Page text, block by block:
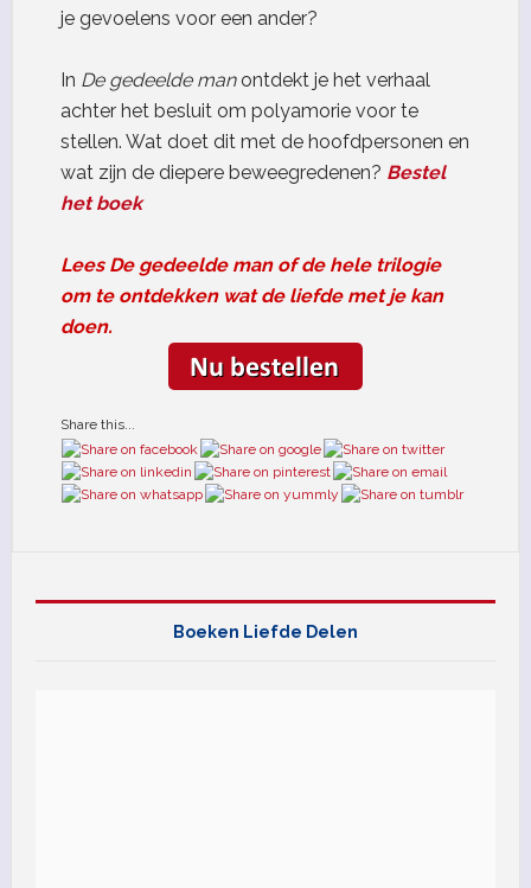
je gevoelens voor een ander?
In De gedeelde manontdekt je het verhaal
achter het besluit om polyamorie voor te
stellen. Wat doet dit met de hoofdpersonen en
wat zijn de diepere beweegredenen? Bestel
het boek
Lees De gedeelde man of de hele trilogie
om te ontdekken wat de liefde met je kan
doen.
Share this...
Boeken Liefde Delen